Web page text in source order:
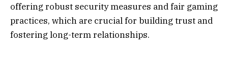
offering robust security measures and fair gaming
practices, which are crucial for building trust and
fostering long-term relationships.